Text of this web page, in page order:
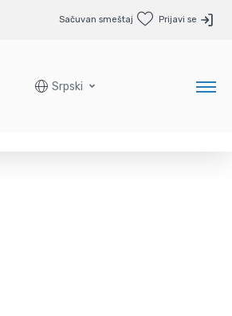
Sačuvan smeštaj Prijavi se
Srpski